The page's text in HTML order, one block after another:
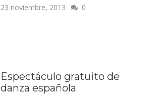
23 noviembre, 2013 0
Espectáculo gratuito de
danza española